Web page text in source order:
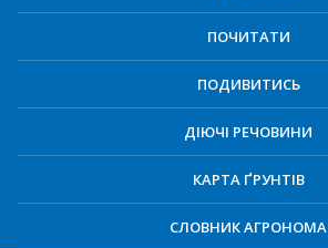
ПОЧИТАТИ
ПОДИВИТИСЬ
ДІЮЧІ РЕЧОВИНИ
КАРТА ҐРУНТІВ
СЛОВНИК АГРОНОМА